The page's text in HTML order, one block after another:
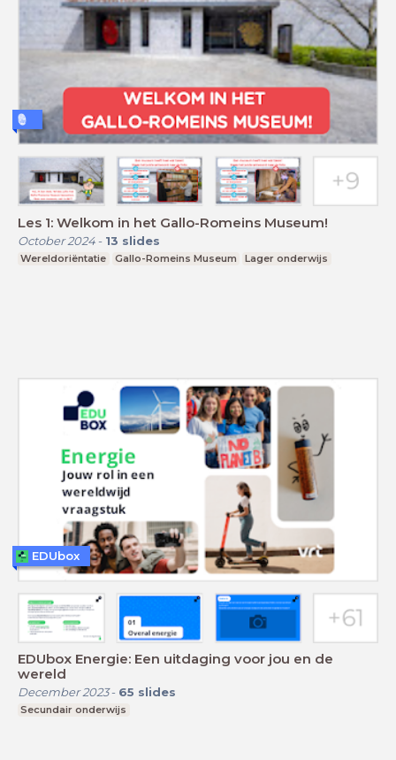
Les 1: Welkom in het Gallo-Romeins Museum!
October 2024- 13 slides
Wereldoriëntatie Gallo-Romeins Museum Lager onderwijs
EDUbox Energie: Een uitdaging voor jou en de
wereld
December 2023- 65 slides
Secundair onderwijs
EDUbox